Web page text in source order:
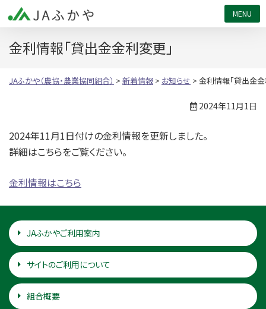
金利情報「貸出金金利変更」
JAふかや（農協・農業協同組合） > 新着情報 > お知らせ > 金利情報「貸出金金
2024年11月1日
2024年11月1日付けの金利情報を更新しました。
詳細はこちらをご覧ください。
金利情報はこちら
JAふかやご利用案内
サイトのご利用について
組合概要